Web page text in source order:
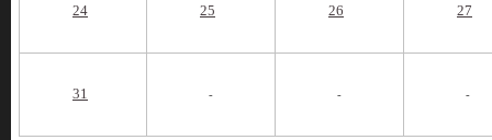
24 25 26 27
31 - - -